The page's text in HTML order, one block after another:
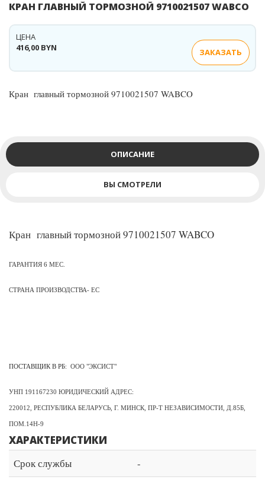
КРАН ГЛАВНЫЙ ТОРМОЗНОЙ 9710021507 WABCO
416,00 BYN
ЦЕНА
ЗАКАЗАТЬ
Кран главный тормозной 9710021507 WABCO
ОПИСАНИЕ
ВЫ СМОТРЕЛИ
Кран главный тормозной 9710021507 WABCO
ГАРАНТИЯ 6 МЕС.
СТРАНА ПРОИЗВОДСТВА- ЕС
ПОСТАВЩИК В РБ: ООО "ЭКСИСТ"
УНП 191167230 ЮРИДИЧЕСКИЙ АДРЕС:
220012, РЕСПУБЛИКА БЕЛАРУСЬ, Г. МИНСК, ПР-Т НЕЗАВИСИМОСТИ, Д.85Б,
ПОМ.14Н-9
ХАРАКТЕРИСТИКИ
Срок службы
-